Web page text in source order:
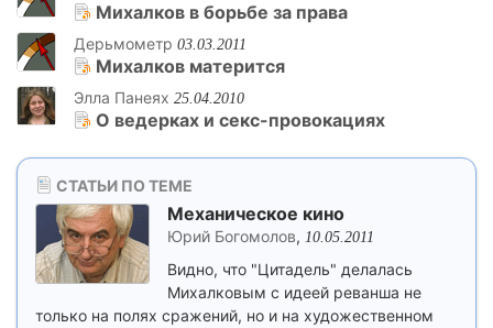
Михалков в борьбе за права
Дерьмометр 03.03.2011
Михалков матерится
Элла Панеях 25.04.2010
О ведерках и секс-провокациях
СТАТЬИ ПО ТЕМЕ
Механическое кино
Юрий Богомолов, 10.05.2011
Видно, что "Цитадель" делалась
Михалковым с идеей реванша не
только на полях сражений, но и на художественном